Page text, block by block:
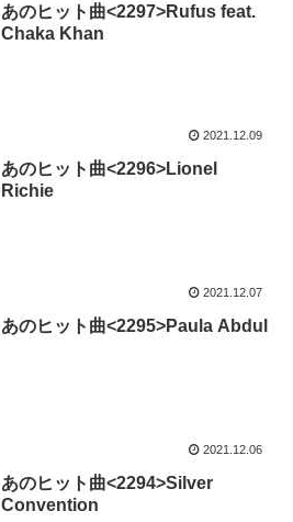
あのヒット曲<2297>Rufus feat.
Chaka Khan
2021.12.09
あのヒット曲<2296>Lionel
Richie
2021.12.07
あのヒット曲<2295>Paula Abdul
2021.12.06
あのヒット曲<2294>Silver
Convention